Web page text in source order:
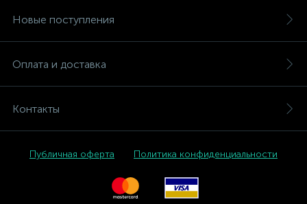
Новые поступления
Оплата и доставка
Контакты
Публичная оферта Политика конфиденциальности